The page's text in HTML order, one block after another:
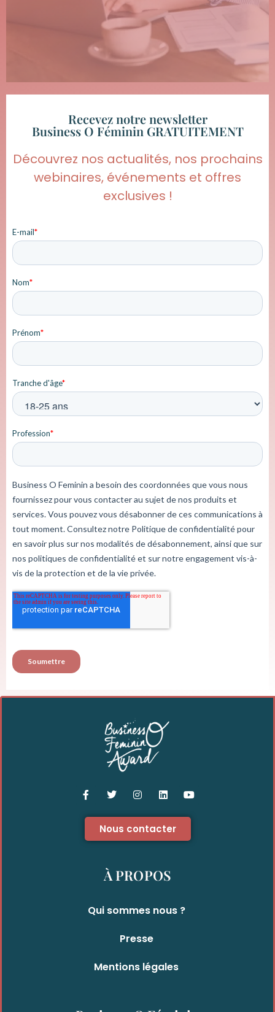
Recevez notre newsletter
Business O Féminin GRATUITEMENT
Découvrez nos actualités, nos prochains
webinaires, événements et offres
exclusives !
Nous contacter
À PROPOS
Qui sommes nous ?
Presse
Mentions légales